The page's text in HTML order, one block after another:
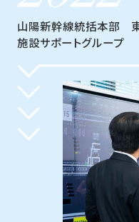
山陽新幹線統括本部
施設サポートグループ